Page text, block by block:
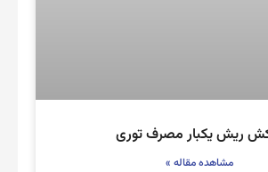
ریش یکبار مصرف توری
مشاهده مقاله »